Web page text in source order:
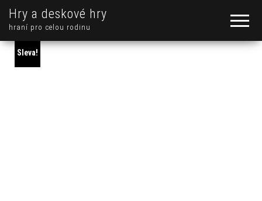
Hry a deskové hry
hraní pro celou rodinu
Sleva!